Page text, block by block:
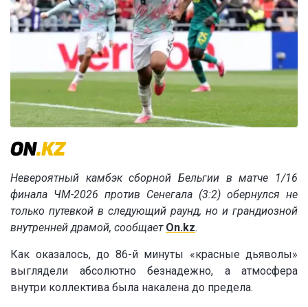
Невероятный камбэк сборной Бельгии в матче 1/16
финала ЧМ-2026 против Сенегала (3:2) обернулся не
только путевкой в следующий раунд, но и грандиозной
внутренней драмой, сообщает On.kz.
Как оказалось, до 86-й минуты «красные дьяволы»
выглядели абсолютно безнадежно, а атмосфера
внутри коллектива была накалена до предела.